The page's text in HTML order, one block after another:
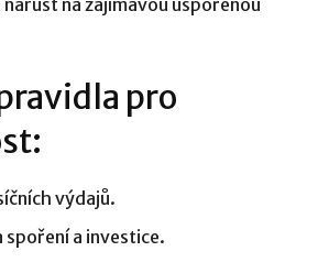
pro
výdajů.
spoření a investice.